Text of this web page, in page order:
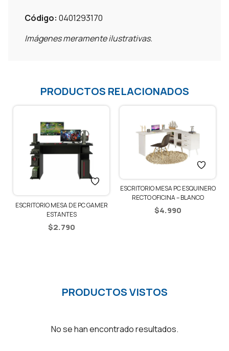
Código: 0401293170
Imágenes meramente ilustrativas.
PRODUCTOS RELACIONADOS
ESCRITORIO MESA DE PC GAMER
ESTANTES
$2.790
ESCRITORIO MESA PC ESQUINERO
RECTO OFICINA – BLANCO
$4.990
PRODUCTOS VISTOS
No se han encontrado resultados.